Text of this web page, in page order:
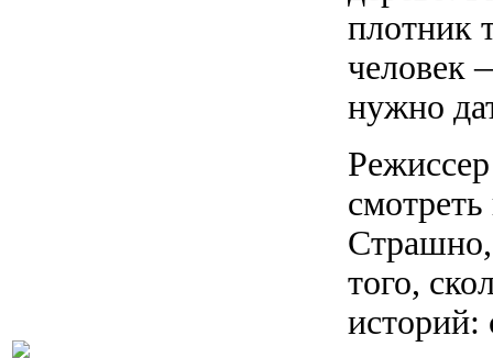
плотник
человек
нужно
Страшно,
того,